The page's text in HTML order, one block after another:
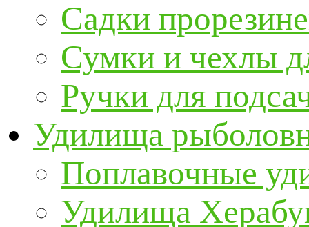
Садки
Сумки и чехлы
Ручки для
Удилища
Поплавочные
Удилища